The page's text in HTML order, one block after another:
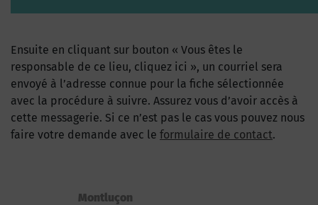
Ensuite en cliquant sur bouton « Vous êtes le
responsable de ce lieu, cliquez ici », un courriel sera
envoyé à l’adresse connue pour la fiche sélectionnée
avec la procédure à suivre. Assurez vous d’avoir accès à
cette messagerie. Si ce n’est pas le cas vous pouvez nous
faire votre demande avec le formulaire de contact.
Montluçon